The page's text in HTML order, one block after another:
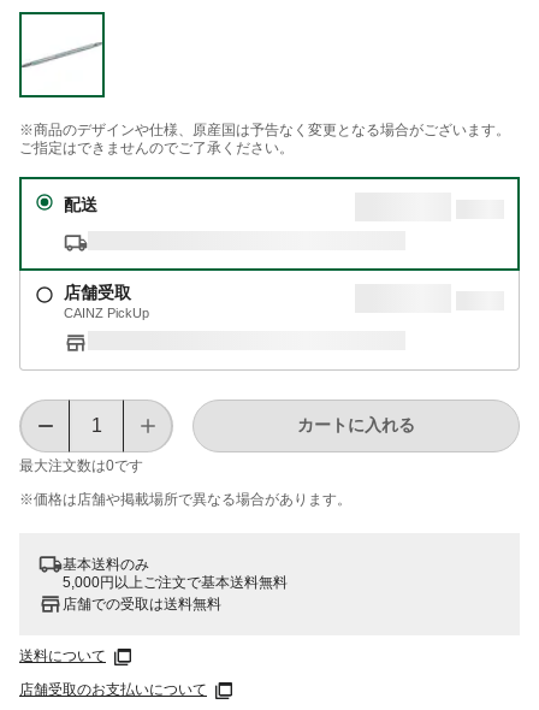
※商品のデザインや仕様、原産国は予告なく変更となる場合がございます。
ご指定はできませんのでご了承ください。
配送
店舗受取
CAINZ PickUp
最大注文数は0です
カートに入れる
※価格は​店舗や​掲載場所で​異なる​場合が​あります。
基本送料のみ
5,000円以上ご注文で基本送料無料
店舗での受取は送料無料
送料について
店舗受取のお支払いについて